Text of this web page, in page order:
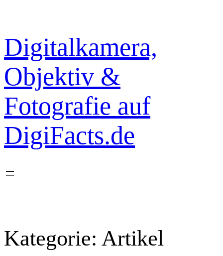
springen
Digitalkamera,
Objektiv &
Fotografie auf
DigiFacts.de
Kategorie: Artikel